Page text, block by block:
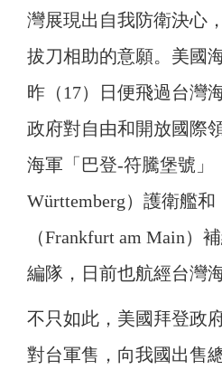
灣展現出自我防衛決心
拔刀相助的意願。美國
昨（17）日便飛過台灣
政府對自由和開放國際
海軍「巴登-符騰堡號」
Württemberg）護衛艦和
（Frankfurt am Main）
編隊，日前也航經台灣海
不只如此，美國拜登政
對台軍售，向我國出售